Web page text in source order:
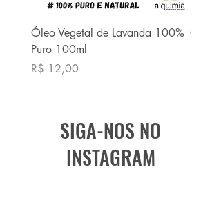
Óleo Vegetal de Lavanda 100%
Puro 100ml
Preço
R$ 12,00
Óleo
SIGA-NOS NO
INSTAGRAM